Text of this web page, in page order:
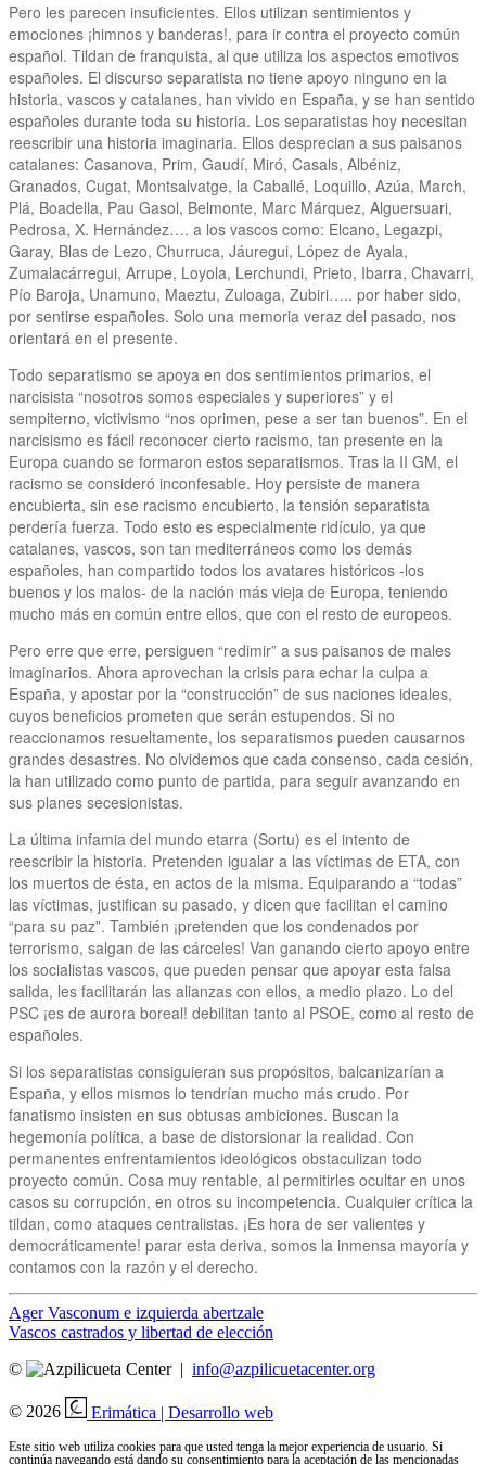
Pero les parecen insuficientes. Ellos utilizan sentimientos y
emociones ¡himnos y banderas!, para ir contra el proyecto común
español. Tildan de franquista, al que utiliza los aspectos emotivos
españoles. El discurso separatista no tiene apoyo ninguno en la
historia, vascos y catalanes, han vivido en España, y se han sentido
españoles durante toda su historia. Los separatistas hoy necesitan
reescribir una historia imaginaria. Ellos desprecian a sus paisanos
catalanes: Casanova, Prim, Gaudí, Miró, Casals, Albéniz,
Granados, Cugat, Montsalvatge, la Caballé, Loquillo, Azúa, March,
Plá, Boadella, Pau Gasol, Belmonte, Marc Márquez, Alguersuari,
Pedrosa, X. Hernández…. a los vascos como: Elcano, Legazpi,
Garay, Blas de Lezo, Churruca, Jáuregui, López de Ayala,
Zumalacárregui, Arrupe, Loyola, Lerchundi, Prieto, Ibarra, Chavarri,
Pío Baroja, Unamuno, Maeztu, Zuloaga, Zubiri….. por haber sido,
por sentirse españoles. Solo una memoria veraz del pasado, nos
orientará en el presente.
Todo separatismo se apoya en dos sentimientos primarios, el
narcisista “nosotros somos especiales y superiores” y el
sempiterno, victivismo “nos oprimen, pese a ser tan buenos”. En el
narcisismo es fácil reconocer cierto racismo, tan presente en la
Europa cuando se formaron estos separatismos. Tras la II GM, el
racismo se consideró inconfesable. Hoy persiste de manera
encubierta, sin ese racismo encubierto, la tensión separatista
perdería fuerza. Todo esto es especialmente ridículo, ya que
catalanes, vascos, son tan mediterráneos como los demás
españoles, han compartido todos los avatares históricos -los
buenos y los malos- de la nación más vieja de Europa, teniendo
mucho más en común entre ellos, que con el resto de europeos.
Pero erre que erre, persiguen “redimir” a sus paisanos de males
imaginarios. Ahora aprovechan la crisis para echar la culpa a
España, y apostar por la “construcción” de sus naciones ideales,
cuyos beneficios prometen que serán estupendos. Si no
reaccionamos resueltamente, los separatismos pueden causarnos
grandes desastres. No olvidemos que cada consenso, cada cesión,
la han utilizado como punto de partida, para seguir avanzando en
sus planes secesionistas.
La última infamia del mundo etarra (Sortu) es el intento de
reescribir la historia. Pretenden igualar a las víctimas de ETA, con
los muertos de ésta, en actos de la misma. Equiparando a “todas”
las víctimas, justifican su pasado, y dicen que facilitan el camino
“para su paz”. También ¡pretenden que los condenados por
terrorismo, salgan de las cárceles! Van ganando cierto apoyo entre
los socialistas vascos, que pueden pensar que apoyar esta falsa
salida, les facilitarán las alianzas con ellos, a medio plazo. Lo del
PSC ¡es de aurora boreal! debilitan tanto al PSOE, como al resto de
españoles.
Si los separatistas consiguieran sus propósitos, balcanizarían a
España, y ellos mismos lo tendrían mucho más crudo. Por
fanatismo insisten en sus obtusas ambiciones. Buscan la
hegemonía política, a base de distorsionar la realidad. Con
permanentes enfrentamientos ideológicos obstaculizan todo
proyecto común. Cosa muy rentable, al permitirles ocultar en unos
casos su corrupción, en otros su incompetencia. Cualquier crítica la
tildan, como ataques centralistas. ¡Es hora de ser valientes y
democráticamente! parar esta deriva, somos la inmensa mayoría y
contamos con la razón y el derecho.
Navegación
de
publicación
Ager Vasconum e izquierda abertzale
Vascos castrados y libertad de elección
©
| info@azpilicuetacenter.org
© 2026 Erimática | Desarrollo web
Este sitio web utiliza cookies para que usted tenga la mejor experiencia de usuario. Si
continúa navegando está dando su consentimiento para la aceptación de las mencionadas